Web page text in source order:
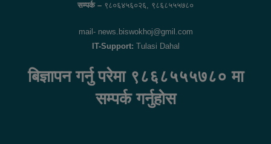
सम्पर्क – ९८०६४५६०२६, ९८६८५५५७८०
mail- news.biswokhoj@gmil.com
IT-Support: Tulasi Dahal
बिज्ञापन गर्नु परेमा ९८६८५५५७८० मा
सम्पर्क गर्नुहोस